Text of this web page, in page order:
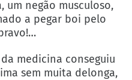
um negão musculoso,
a pegar boi pelo
medicina conseguiu
sem muita delonga,